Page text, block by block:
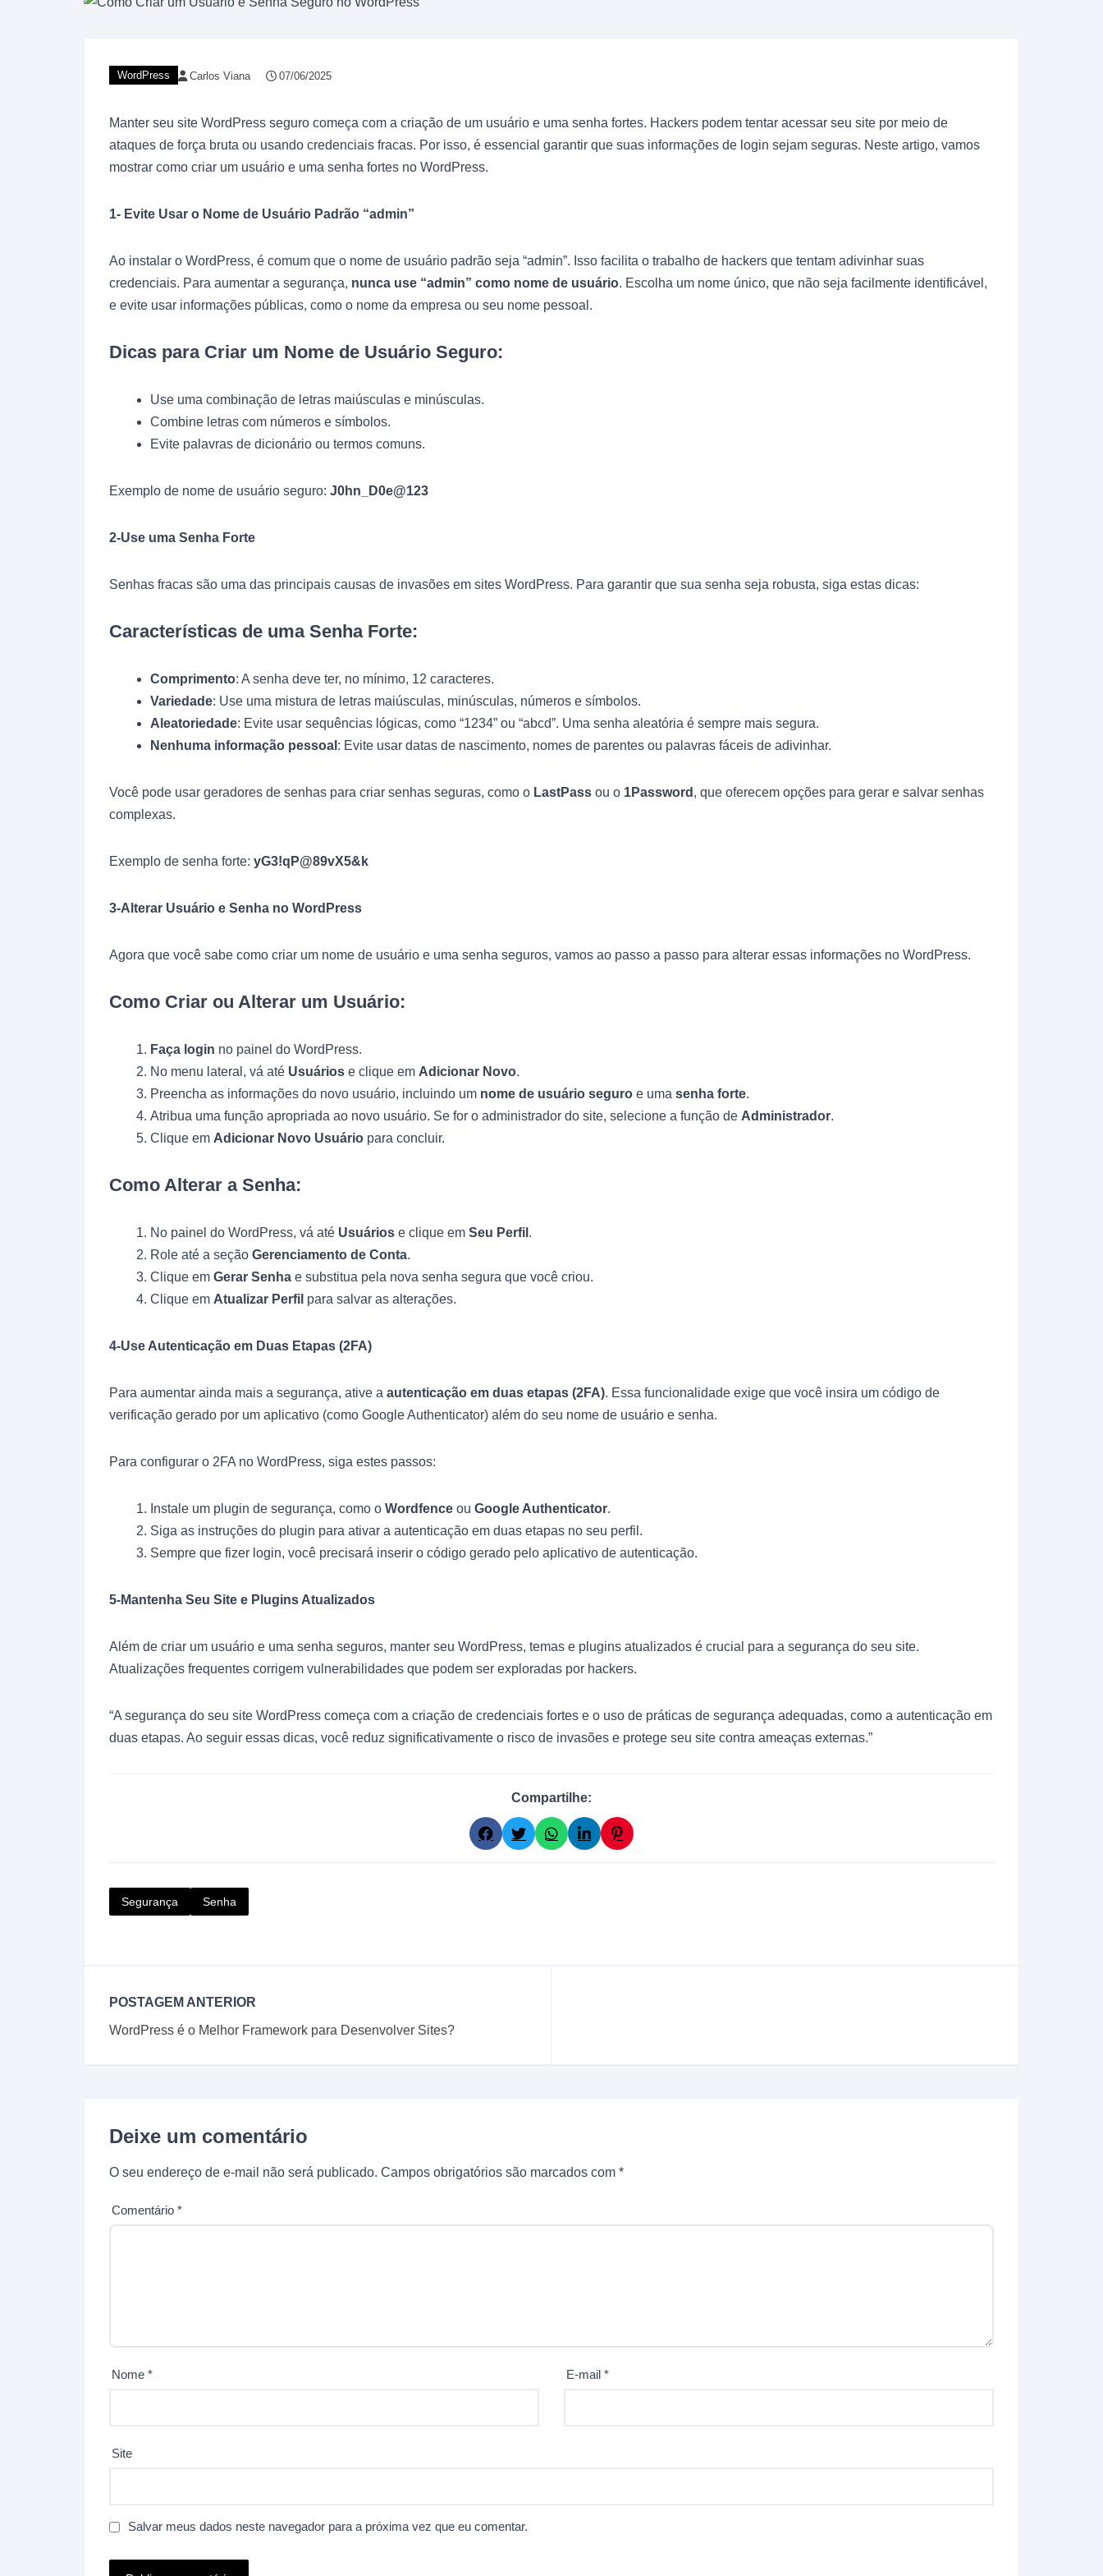
WordPress Carlos Viana 07/06/2025
Manter seu site WordPress seguro começa com a criação de um usuário e uma senha fortes. Hackers podem tentar acessar seu site por meio de
ataques de força bruta ou usando credenciais fracas. Por isso, é essencial garantir que suas informações de login sejam seguras. Neste artigo, vamos
mostrar como criar um usuário e uma senha fortes no WordPress.
1- Evite Usar o Nome de Usuário Padrão “admin”
Ao instalar o WordPress, é comum que o nome de usuário padrão seja “admin”. Isso facilita o trabalho de hackers que tentam adivinhar suas
credenciais. Para aumentar a segurança, nunca use “admin” como nome de usuário. Escolha um nome único, que não seja facilmente identificável,
e evite usar informações públicas, como o nome da empresa ou seu nome pessoal.
Dicas para Criar um Nome de Usuário Seguro:
Use uma combinação de letras maiúsculas e minúsculas.
Combine letras com números e símbolos.
Evite palavras de dicionário ou termos comuns.
Exemplo de nome de usuário seguro: J0hn_D0e@123
2-Use uma Senha Forte
Senhas fracas são uma das principais causas de invasões em sites WordPress. Para garantir que sua senha seja robusta, siga estas dicas:
Características de uma Senha Forte:
Comprimento: A senha deve ter, no mínimo, 12 caracteres.
Variedade: Use uma mistura de letras maiúsculas, minúsculas, números e símbolos.
Aleatoriedade: Evite usar sequências lógicas, como “1234” ou “abcd”. Uma senha aleatória é sempre mais segura.
Nenhuma informação pessoal : Evite usar datas de nascimento, nomes de parentes ou palavras fáceis de adivinhar.
Você pode usar geradores de senhas para criar senhas seguras, como o LastPass ou o 1Password , que oferecem opções para gerar e salvar senhas
complexas.
Exemplo de senha forte: yG3!qP@89vX5&k
3-Alterar Usuário e Senha no WordPress
Agora que você sabe como criar um nome de usuário e uma senha seguros, vamos ao passo a passo para alterar essas informações no WordPress.
Como Criar ou Alterar um Usuário:
Faça login no painel do WordPress.
No menu lateral, vá até Usuários e clique em Adicionar Novo.
Preencha as informações do novo usuário, incluindo um nome de usuário seguro e uma senha forte.
Atribua uma função apropriada ao novo usuário. Se for o administrador do site, selecione a função de Administrador.
Clique em Adicionar Novo Usuário para concluir.
Como Alterar a Senha:
No painel do WordPress, vá até Usuários e clique em Seu Perfil .
Role até a seção Gerenciamento de Conta.
Clique em Gerar Senha e substitua pela nova senha segura que você criou.
Clique em Atualizar Perfil para salvar as alterações.
4-Use Autenticação em Duas Etapas (2FA)
Para aumentar ainda mais a segurança, ative a autenticação em duas etapas (2FA). Essa funcionalidade exige que você insira um código de
verificação gerado por um aplicativo (como Google Authenticator) além do seu nome de usuário e senha.
Para configurar o 2FA no WordPress, siga estes passos:
Instale um plugin de segurança, como o Wordfence ou Google Authenticator.
Siga as instruções do plugin para ativar a autenticação em duas etapas no seu perfil.
Sempre que fizer login, você precisará inserir o código gerado pelo aplicativo de autenticação.
5-Mantenha Seu Site e Plugins Atualizados
Além de criar um usuário e uma senha seguros, manter seu WordPress, temas e plugins atualizados é crucial para a segurança do seu site.
Atualizações frequentes corrigem vulnerabilidades que podem ser exploradas por hackers.
“A segurança do seu site WordPress começa com a criação de credenciais fortes e o uso de práticas de segurança adequadas, como a autenticação em
duas etapas. Ao seguir essas dicas, você reduz significativamente o risco de invasões e protege seu site contra ameaças externas.”
Compartilhe:
Segurança Senha
POSTAGEM ANTERIOR
WordPress é o Melhor Framework para Desenvolver Sites?
Deixe um comentário
O seu endereço de e-mail não será publicado. Campos obrigatórios são marcados com *
Comentário *
Nome * E-mail *
Site
Salvar meus dados neste navegador para a próxima vez que eu comentar.